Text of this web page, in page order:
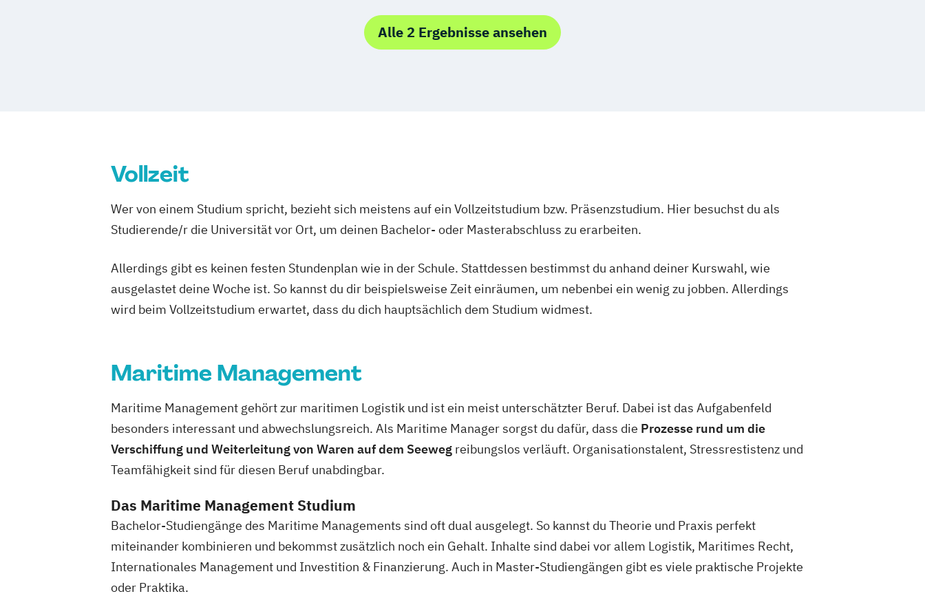
Alle 2 Ergebnisse ansehen
Vollzeit
Wer von einem Studium spricht, bezieht sich meistens auf ein Vollzeitstudium bzw. Präsenzstudium. Hier besuchst du als
Studierende/r die Universität vor Ort, um deinen Bachelor- oder Masterabschluss zu erarbeiten.
Allerdings gibt es keinen festen Stundenplan wie in der Schule. Stattdessen bestimmst du anhand deiner Kurswahl, wie
ausgelastet deine Woche ist. So kannst du dir beispielsweise Zeit einräumen, um nebenbei ein wenig zu jobben. Allerdings
wird beim Vollzeitstudium erwartet, dass du dich hauptsächlich dem Studium widmest.
Maritime Management
Maritime Management gehört zur maritimen Logistik und ist ein meist unterschätzter Beruf. Dabei ist das Aufgabenfeld
besonders interessant und abwechslungsreich. Als Maritime Manager sorgst du dafür, dass die Prozesse rund um die
Verschiffung und Weiterleitung von Waren auf dem Seeweg reibungslos verläuft. Organisationstalent, Stressrestistenz und
Teamfähigkeit sind für diesen Beruf unabdingbar.
Das Maritime Management Studium
Bachelor-Studiengänge des Maritime Managements sind oft dual ausgelegt. So kannst du Theorie und Praxis perfekt
miteinander kombinieren und bekommst zusätzlich noch ein Gehalt. Inhalte sind dabei vor allem Logistik, Maritimes Recht,
Internationales Management und Investition & Finanzierung. Auch in Master-Studiengängen gibt es viele praktische Projekte
oder Praktika.